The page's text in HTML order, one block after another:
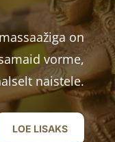
on
vorme,
naistele.
LOE LISAKS